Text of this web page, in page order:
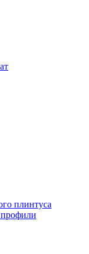
плинтуса
профили